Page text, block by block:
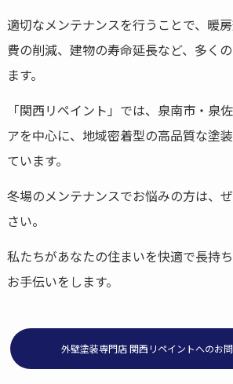
適切なメンテナンスを行うことで、暖
費の削減、建物の寿命延長など、多く
ます。
「関西リペイント」では、泉南市・泉
アを中心に、地域密着型の高品質な塗
ています。
冬場のメンテナンスでお悩みの方は、
さい。
私たちがあなたの住まいを快適で長持
お手伝いをします。
外壁塗装専門店 関西リペイントへのお